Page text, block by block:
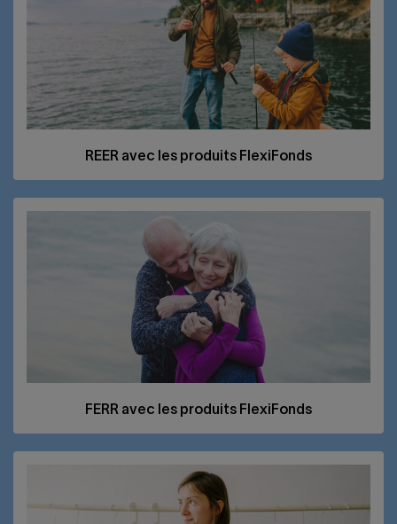
REER avec les produits FlexiFonds
FERR avec les produits FlexiFonds